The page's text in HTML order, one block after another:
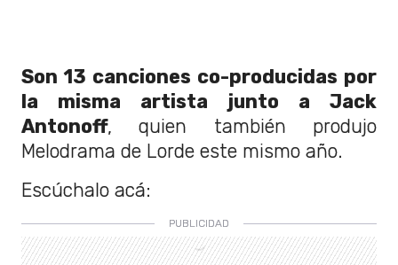
Son 13 canciones co-producidas por
la misma artista junto a Jack
Antonoff, quien también produjo
Melodrama de Lorde este mismo año.
Escúchalo acá: